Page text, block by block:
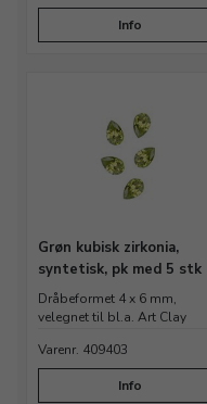
Info
Grøn kubisk zirkonia,
syntetisk, pk med 5 stk
Dråbeformet 4 x 6 mm,
velegnet til bl.a. Art Clay
Varenr. 409403
Info